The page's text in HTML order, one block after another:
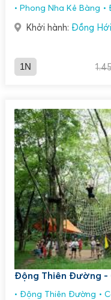
Phong Nha Kẻ Bàng
Khởi hành: Đồng Hới
1N
Động Thiên Đường -
Động Thiên Đường